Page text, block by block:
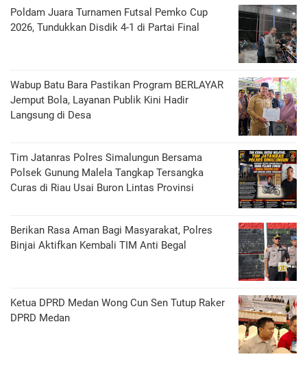
Poldam Juara Turnamen Futsal Pemko Cup
2026, Tundukkan Disdik 4-1 di Partai Final
Wabup Batu Bara Pastikan Program BERLAYAR
Jemput Bola, Layanan Publik Kini Hadir
Langsung di Desa
Tim Jatanras Polres Simalungun Bersama
Polsek Gunung Malela Tangkap Tersangka
Curas di Riau Usai Buron Lintas Provinsi
Berikan Rasa Aman Bagi Masyarakat, Polres
Binjai Aktifkan Kembali TIM Anti Begal
Ketua DPRD Medan Wong Cun Sen Tutup Raker
DPRD Medan